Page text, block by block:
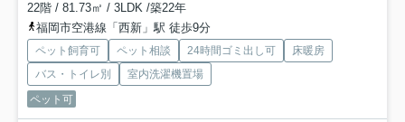
22階 / 81.73㎡ / 3LDK /築22年
福岡市空港線「西新」駅 徒歩9分
ペット飼育可 ペット相談 24時間ゴミ出し可
床暖房
バス・トイレ別
室内洗濯機置場
ペット可